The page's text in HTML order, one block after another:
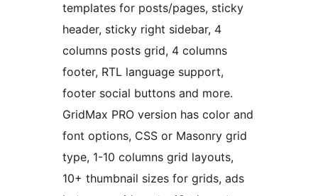
templates for posts/pages, sticky
header, sticky right sidebar, 4
columns posts grid, 4 columns
footer, RTL language support,
footer social buttons and more.
GridMax PRO version has color and
font options, CSS or Masonry grid
type, 1-10 columns grid layouts,
10+ thumbnail sizes for grids, ads